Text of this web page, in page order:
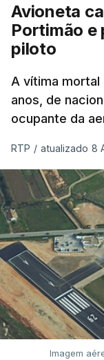
Avioneta
Portimão e
piloto
A vítima
anos, de
ocupante da
RTP / atualizado 8
Imagem